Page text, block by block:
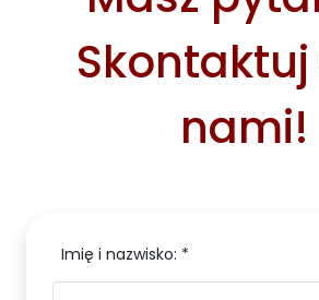
Skontaktuj
nami!
Imię i nazwisko: *